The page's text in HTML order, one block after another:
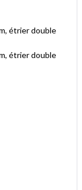
étrier double
étrier double